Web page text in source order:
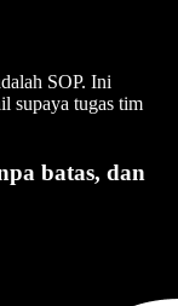
SOP. Ini
supaya tugas tim
batas, dan